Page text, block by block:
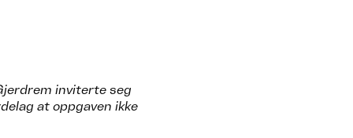
inviterte seg
at oppgaven ikke